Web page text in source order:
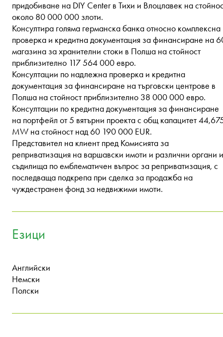
придобиване на DIY Center в Тихи и Влоцлавек на
около 80 000 000 злоти.
Консултира голяма германска банка относно комплексна
проверка и кредитна документация за финансиране на
магазина за хранителни стоки в Полша на стойност
приблизително 117 564 000 евро.
Консултации по надлежна проверка и кредитна
документация за финансиране на търговски центрове в
Полша на стойност приблизително 38 000 000 евро.
Консултации по кредитна документация за финансиране
на портфейл от 5 вятърни проекта с общ капацитет
MW на стойност над 60 190 000 EUR.
Представител на клиент пред Комисията за
реприватизация на варшавски имоти и различни органи и
съдилища по емблематичен въпрос за реприватизация, с
последваща подкрепа при сделка за продажба на
чуждестранен фонд за недвижими имоти.
Езици
Английски
Немски
Полски